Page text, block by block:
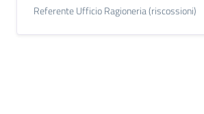
Referente Ufficio Ragioneria (riscossioni)